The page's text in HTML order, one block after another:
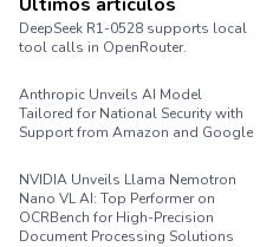
DeepSeek R1-0528 supports local
tool calls in OpenRouter.
Anthropic Unveils AI Model
Tailored for National Security with
Support from Amazon and Google
NVIDIA Unveils Llama Nemotron
Nano VL AI: Top Performer on
OCRBench for High-Precision
Document Processing Solutions